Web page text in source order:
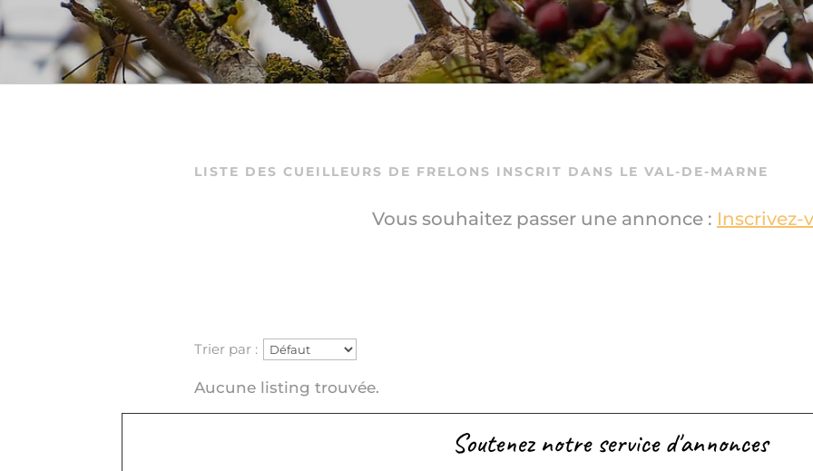
LISTE DES CUEILLEURS DE FRELONS INSCRIT DANS LE VAL-DE-MARNE
Vous souhaitez passer une annonce : Inscrivez-
Trier par :
Aucune listing trouvée.
Soutenez notre service d'annonces